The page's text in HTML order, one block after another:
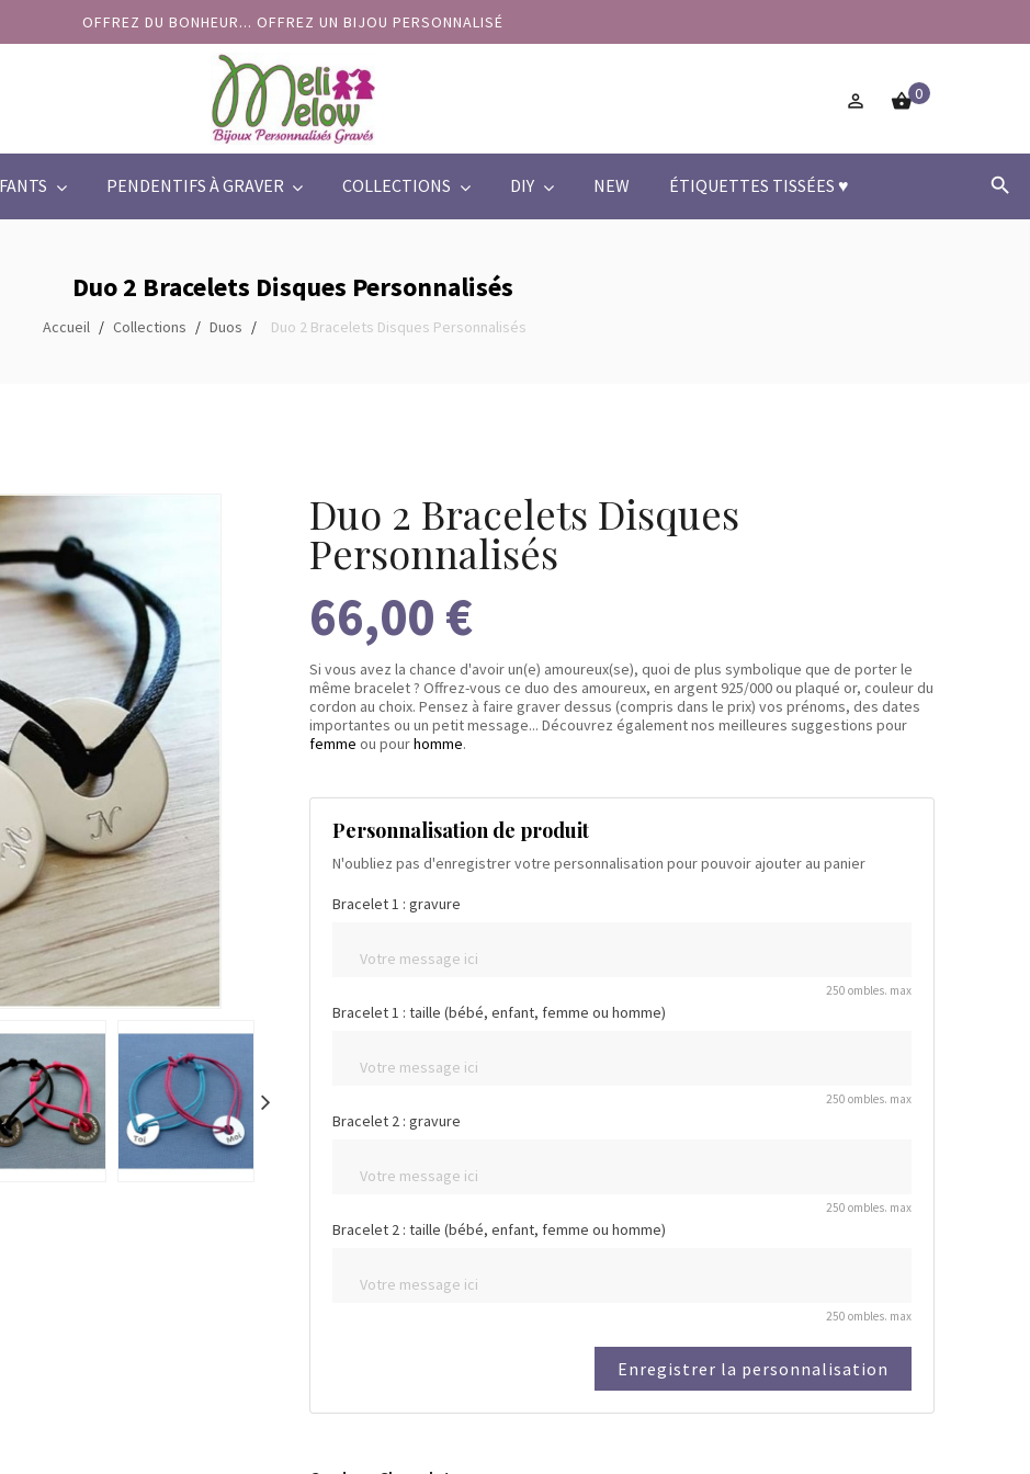
OFFREZ DU BONHEUR... OFFREZ UN BIJOU PERSONNALISÉ
 0
PENDENTIFS À GRAVER COLLECTIONS DIY NEW ÉTIQUETTES TISSÉES ♥ 
Duo 2 Bracelets Disques Personnalisés
Accueil Collections Duos Duo 2 Bracelets Disques Personnalisés
Duo 2 Bracelets Disques
Personnalisés
66,00 €
Si vous avez la chance d'avoir un(e) amoureux(se), quoi de plus symbolique que de porter le
même bracelet ? Offrez-vous ce duo des amoureux, en argent 925/000 ou plaqué or, couleur du
cordon au choix. Pensez à faire graver dessus (compris dans le prix) vos prénoms, des dates
importantes ou un petit message... Découvrez également nos meilleures suggestions pour
femme ou pourhomme.
Personnalisation de produit
N'oubliez pas d'enregistrer votre personnalisation pour pouvoir ajouter au panier
Bracelet 1 : gravure
250 ombles. max
Bracelet 1 : taille (bébé, enfant, femme ou homme)
250 ombles. max
Bracelet 2 : gravure
250 ombles. max
Bracelet 2 : taille (bébé, enfant, femme ou homme)
250 ombles. max
Enregistrer la personnalisation